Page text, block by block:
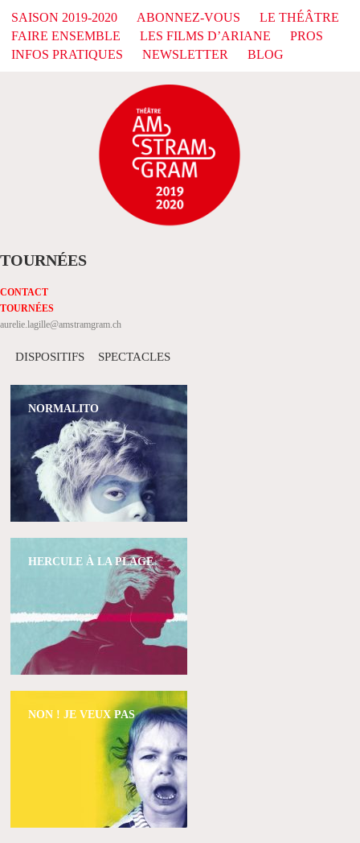
SAISON 2019-2020 ABONNEZ-VOUS
LE THÉÂTRE
FAIRE ENSEMBLE
LES FILMS D’ARIANE
PROS
INFOS PRATIQUES
NEWSLETTER BLOG
TOURNÉES
CONTACT
TOURNÉES
aurelie.lagille@amstramgram.ch
DISPOSITIFS SPECTACLES
NORMALITO
HERCULE À LA PLAGE
NON ! JE VEUX PAS